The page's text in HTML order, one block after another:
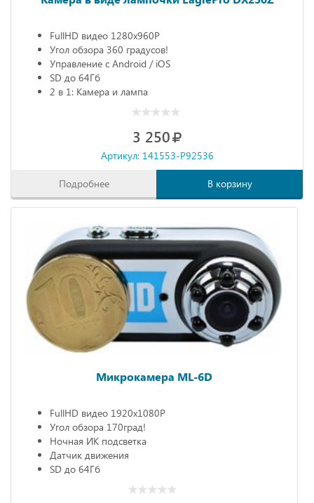
FullHD видео 1280х960P
Угол обзора 360 градусов!
Управление с Android / iOS
SD до 64Гб
2 в 1: Камера и лампа
3 250
Артикул: 141553-P92536
Подробнее В корзину
Микрокамера ML-6D
FullHD видео 1920х1080P
Угол обзора 170град!
Ночная ИК подсветка
Датчик движения
SD до 64Гб